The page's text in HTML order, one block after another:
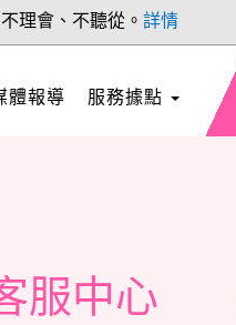
理會、不聽從。 詳情
體報導 服務據點
服中心